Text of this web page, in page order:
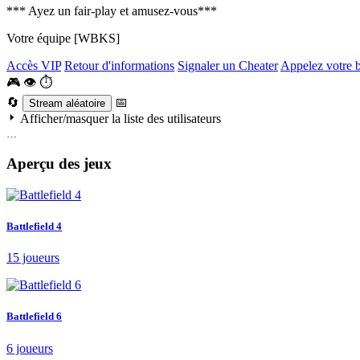
*** Ayez un fair-play et amusez-vous***
Votre équipe [WBKS]
Accès VIP Retour d'informations Signaler un Cheater Appelez votre
🎮 👁 ⏱
🔄
Stream aléatoire
📅
Afficher/masquer la liste des utilisateurs
Aperçu des jeux
Battlefield 4
15 joueurs
Battlefield 6
6 joueurs